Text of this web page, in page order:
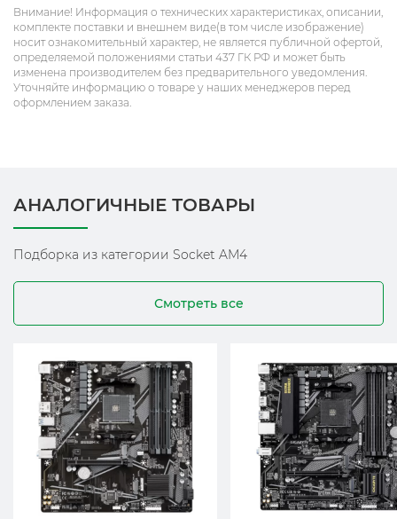
Внимание! Информация о технических характеристиках, описании,
комплекте поставки и внешнем виде(в том числе изображение)
носит ознакомительный характер, не является публичной офертой,
определяемой положениями статьи 437 ГК РФ и может быть
изменена производителем без предварительного уведомления.
Уточняйте информацию о товаре у наших менеджеров перед
оформлением заказа.
АНАЛОГИЧНЫЕ ТОВАРЫ
Подборка из категории Socket AM4
Смотреть все